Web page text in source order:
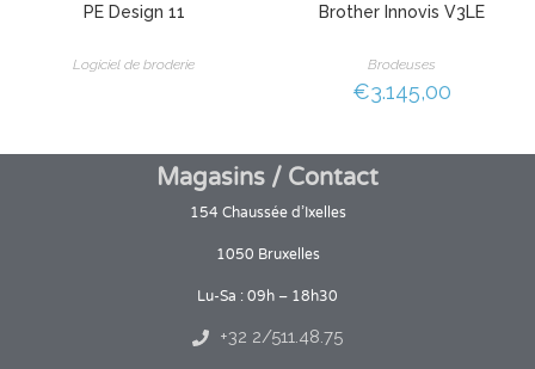
PE Design 11
Logiciel de broderie
Brother Innovis V3LE
Brodeuses
€3.145,00
Magasins / Contact
154 Chaussée d’Ixelles
1050 Bruxelles
Lu-Sa : 09h – 18h30
+32 2/511.48.75